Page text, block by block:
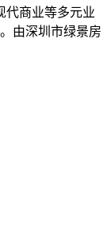
代商业等多元业
由深圳市绿景房